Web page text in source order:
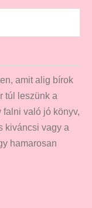
amit alig bírok
túl leszünk a
való jó könyv,
kiváncsi vagy a
hamarosan